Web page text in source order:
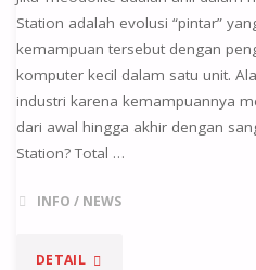
Station adalah evolusi “pintar”
kemampuan tersebut dengan
komputer kecil dalam satu unit.
industri karena kemampuannya
dari awal hingga akhir dengan
Station? Total …
INFO / NEWS
DETAIL